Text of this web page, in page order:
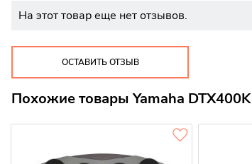
На этот товар еще нет отзывов.
ОСТАВИТЬ ОТЗЫВ
Похожие товары Yamaha DTX400K